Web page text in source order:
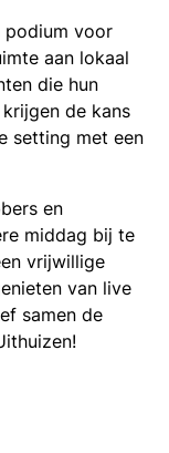
podium voor
aan lokaal
die hun
de kans
setting met een
en
middag bij te
vrijwillige
van live
samen de